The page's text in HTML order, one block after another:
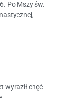
Po Mszy św.
wyraził chęć